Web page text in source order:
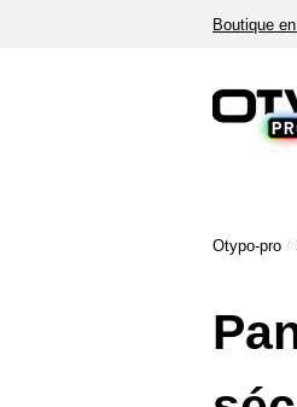
Boutique
Otypo-pro /